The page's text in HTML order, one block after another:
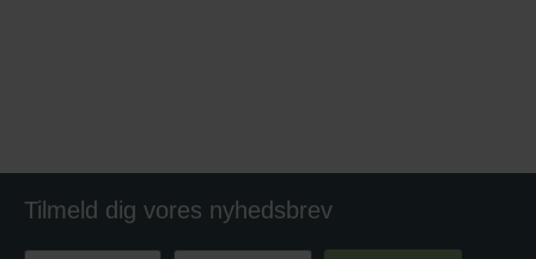
Tilmeld dig vores nyhedsbrev